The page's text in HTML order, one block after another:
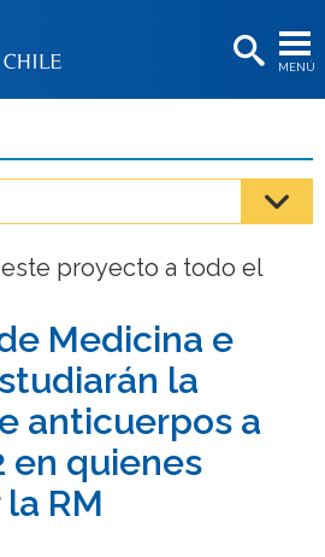
MENÚ
BIBLIOTECAS
Estudiantes
os
Funcionarias/os
Egresadas/os
proyecto a todo el
Medicina e
la
anticuerpos a
en quienes
RM